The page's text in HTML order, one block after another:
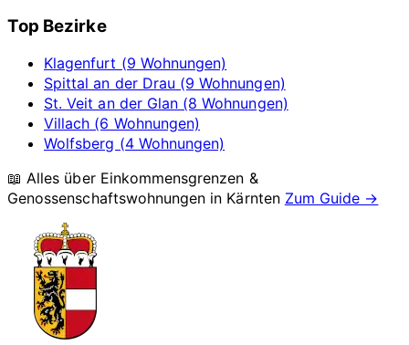
Top Bezirke
Klagenfurt (9 Wohnungen)
Spittal an der Drau (9 Wohnungen)
St. Veit an der Glan (8 Wohnungen)
Villach (6 Wohnungen)
Wolfsberg (4 Wohnungen)
📖 Alles über Einkommensgrenzen &
Genossenschaftswohnungen in Kärnten Zum Guide →